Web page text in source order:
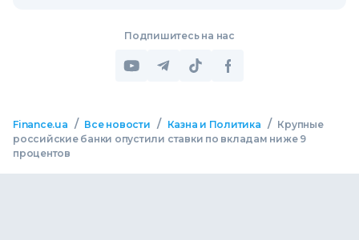
Подпишитесь на нас
Finance.ua / Все новости / Казна и Политика / Крупные
российские банки опустили ставки по вкладам ниже 9
процентов